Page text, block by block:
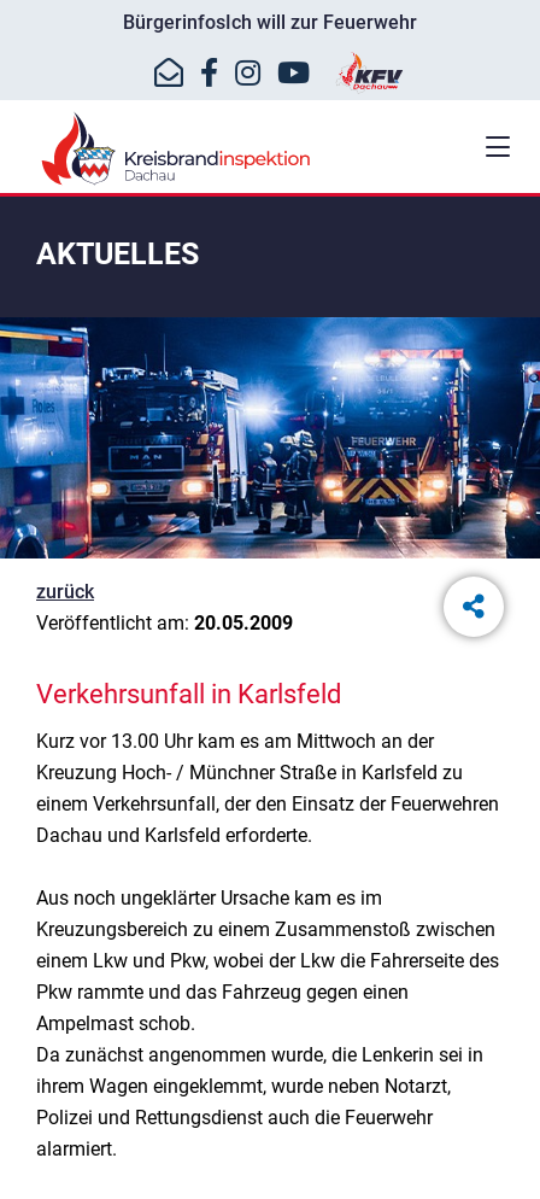
BürgerinfosIch will zur Feuerwehr
AKTUELLES
zurück
Veröffentlicht am: 20.05.2009
Verkehrsunfall in Karlsfeld
Kurz vor 13.00 Uhr kam es am Mittwoch an der
Kreuzung Hoch- / Münchner Straße in Karlsfeld zu
einem Verkehrsunfall, der den Einsatz der Feuerwehren
Dachau und Karlsfeld erforderte.
Aus noch ungeklärter Ursache kam es im
Kreuzungsbereich zu einem Zusammenstoß zwischen
einem Lkw und Pkw, wobei der Lkw die Fahrerseite des
Pkw rammte und das Fahrzeug gegen einen
Ampelmast schob.
Da zunächst angenommen wurde, die Lenkerin sei in
ihrem Wagen eingeklemmt, wurde neben Notarzt,
Polizei und Rettungsdienst auch die Feuerwehr
alarmiert.